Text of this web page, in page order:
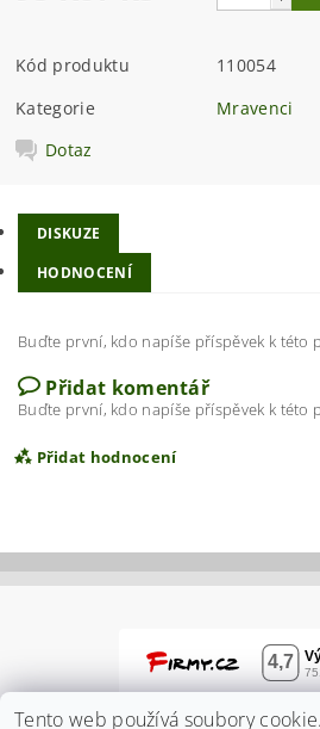
Kód produktu
110054
Kategorie
Mravenci
Dotaz
DISKUZE
HODNOCENÍ
Buďte první, kdo napíše příspěvek k této
Přidat komentář
Buďte první, kdo napíše příspěvek k této
Přidat hodnocení
Tento web používá soubory